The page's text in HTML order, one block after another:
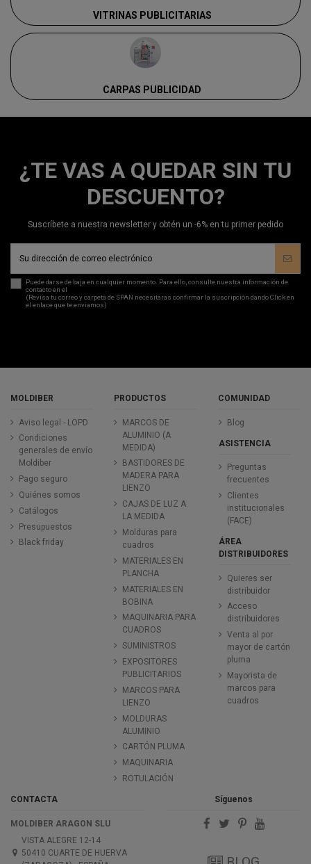
VITRINAS PUBLICITARIAS
CARPAS PUBLICIDAD
¿TE VAS A QUEDAR SIN TU
DESCUENTO?
Suscríbete a nuestra newsletter y obtén un -6% en tu primer pedido
Puede darse de baja en cualquier momento. Para ello, consulte nuestra información de
contacto en el
(Revisa tu correo y carpeta de SPAN necesitaras confirmar la suscripción dando Click en
el enlace que te enviamos)
MOLDIBER
Aviso legal - LOPD
Condiciones
generales de envío
Moldiber
Pago seguro
Quiénes somos
Catálogos
Presupuestos
Black friday
PRODUCTOS
MARCOS DE
ALUMINIO (A
MEDIDA)
BASTIDORES DE
MADERA PARA
LIENZO
CAJAS DE LUZ A
LA MEDIDA
Molduras para
cuadros
MATERIALES EN
PLANCHA
MATERIALES EN
BOBINA
MAQUINARIA PARA
CUADROS
SUMINISTROS
EXPOSITORES
PUBLICITARIOS
MARCOS PARA
LIENZO
MOLDURAS
ALUMINIO
CARTÓN PLUMA
MAQUINARIA
ROTULACIÓN
COMUNIDAD
Blog
ASISTENCIA
Preguntas
frecuentes
Clientes
institucionales
(FACE)
ÁREA
DISTRIBUIDORES
Quieres ser
distribuidor
Acceso
distribuidores
Venta al por
mayor de cartón
pluma
Mayorista de
marcos para
cuadros
CONTACTA
MOLDIBER ARAGON SLU
VISTA ALEGRE 12-14
50410 CUARTE DE HUERVA
Síguenos